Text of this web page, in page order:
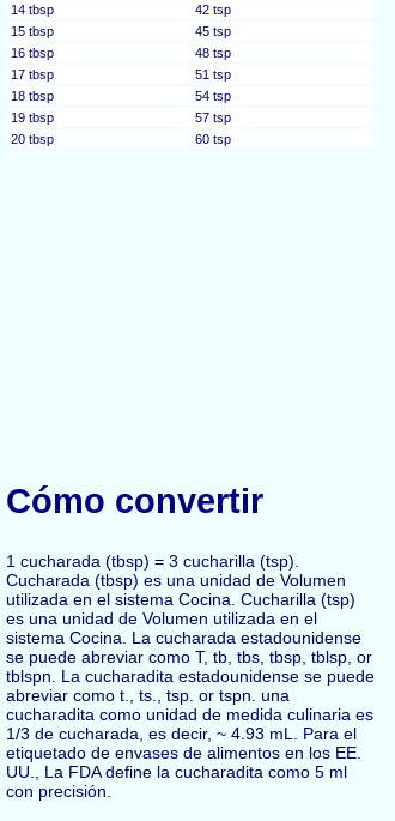
14 tbsp
42 tsp
15 tbsp
45 tsp
16 tbsp
48 tsp
17 tbsp
51 tsp
18 tbsp
54 tsp
19 tbsp
57 tsp
20 tbsp
60 tsp
Cómo convertir
1 cucharada (tbsp) = 3 cucharilla (tsp).
Cucharada (tbsp) es una unidad de Volumen
utilizada en el sistema Cocina. Cucharilla (tsp)
es una unidad de Volumen utilizada en el
sistema Cocina. La cucharada estadounidense
se puede abreviar como T, tb, tbs, tbsp, tblsp, or
tblspn. La cucharadita estadounidense se puede
abreviar como t., ts., tsp. or tspn. una
cucharadita como unidad de medida culinaria es
1/3 de cucharada, es decir, ~ 4.93 mL. Para el
etiquetado de envases de alimentos en los EE.
UU., La FDA define la cucharadita como 5 ml
con precisión.